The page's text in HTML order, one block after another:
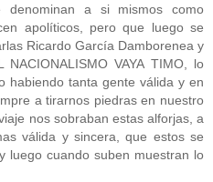
denominan a si mismos como
apolíticos, pero que luego se
Ricardo García Damborenea y
VAYA TIMO, lo
habiendo tanta gente válida y en
a tirarnos piedras en nuestro
nos sobraban estas alforjas, a
válida y sincera, que estos se
luego cuando suben muestran lo